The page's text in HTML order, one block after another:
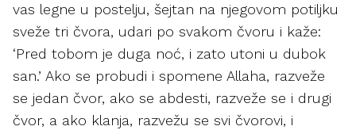
vas legne u postelju, šejtan na njegovom potiljku
sveže tri čvora, udari po svakom čvoru i kaže:
‘Pred tobom je duga noć, i zato utoni u dubok
san.’ Ako se probudi i spomene Allaha, razveže
se jedan čvor, ako se abdesti, razveže se i drugi
čvor, a ako klanja, razvežu se svi čvorovi, i